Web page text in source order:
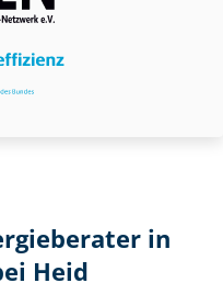
in
Heid